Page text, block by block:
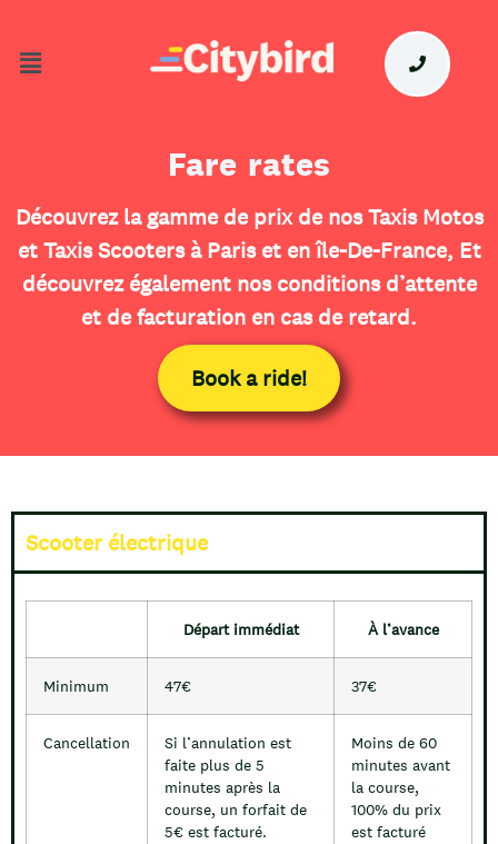
Fare rates
Découvrez la gamme de prix de nos Taxis Motos
et Taxis Scooters à Paris et en île-De-France, Et
découvrez également nos conditions d’attente
et de facturation en cas de retard.
Book a ride!
Scooter électrique
Départ immédiat À l’avance
Minimum 47€ 37€
Cancellation
Si l’annulation est
faite plus de 5
minutes après la
course, un forfait de
5€ est facturé.
Moins de 60
minutes avant
la course,
100% du prix
est facturé